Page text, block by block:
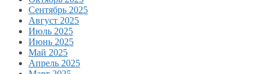
Сентябрь 2025
Август 2025
Июль 2025
Июнь 2025
Май 2025
Апрель 2025